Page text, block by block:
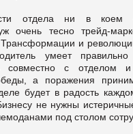
отдела ни в коем
очень тесно трейд-
и
умеет правильно
совместно с отделом
а поражения
будет в радость
не нужны
под столом